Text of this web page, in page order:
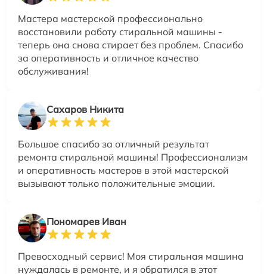
Мастера мастерской профессионально
восстановили работу стиральной машины -
теперь она снова стирает без проблем. Спасибо
за оперативность и отличное качество
обслуживания!
Сахаров Никита
Большое спасибо за отличный результат
ремонта стиральной машины! Профессионализм
и оперативность мастеров в этой мастерской
вызывают только положительные эмоции.
Пономарев Иван
Превосходный сервис! Моя стиральная машина
нуждалась в ремонте, и я обратился в этот